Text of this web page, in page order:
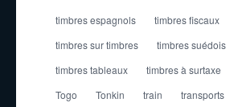
timbres espagnols
timbres fiscaux
timbres sur timbres
timbres suédois
timbres tableaux
timbres à surtaxe
Togo
Tonkin train transports